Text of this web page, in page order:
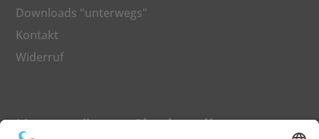
Unterstützen Sie den dkv
Downloads "unterwegs"
Kontakt
Widerruf